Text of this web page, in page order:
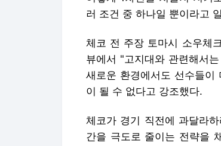
러 조건 중 하나일 뿐이라고
체코 전 주장 토마시 소우체
뷰에서 "고지대와 관련해서
새로운 환경에서도 선수들
이 될 수 없다고 강조했다.
체코가 경기 직전에 과달라
간을 극도로 줄이는 전략을